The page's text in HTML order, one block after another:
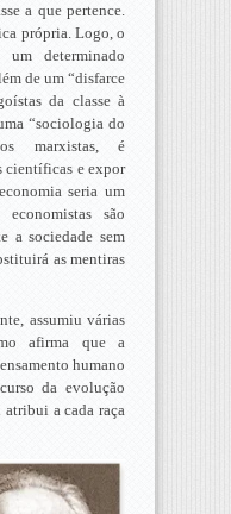
a que pertence.
própria. Logo, o
determinado
de um “disfarce
da classe à
“sociologia do
os marxistas, é
científicas e expor
seria um
são
a sociedade sem
as mentiras
assumiu várias
afirma que a
humano
da evolução
a cada raça